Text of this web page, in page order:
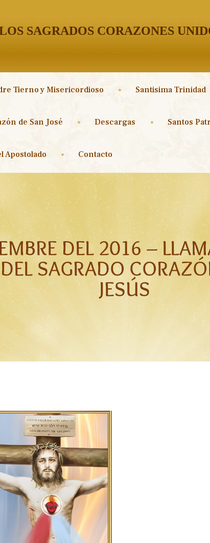
SAGRADOS CORAZONES
Tierno y Misericordioso Santisima Trinidad
de San José Descargas Santos
Apostolado Contacto
DEL 2016 –
SAGRADO
JESÚS